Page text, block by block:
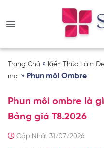
Trang Chủ » Kiến Thức Làm
môi » Phun môi Ombre
Phun môi ombre là
Bảng giá T8.2026
Cập Nhật 31/07/2026